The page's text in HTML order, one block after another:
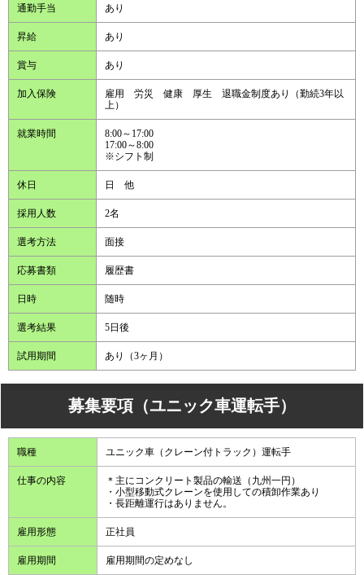
通勤手当 あり
昇給 あり
賞与 あり
加入保険
雇用 労災 健康 厚生 退職金制度あり（勤続3年以
上）
就業時間
8:00～17:00
17:00～8:00
※シフト制
休日 日 他
採用人数 2名
選考方法 面接
応募書類 履歴書
日時 随時
選考結果 5日後
試用期間 あり（3ヶ月）
募集要項（ユニック車運転手）
職種 ユニック車（クレーン付トラック）運転手
仕事の内容
＊主にコンクリート製品の輸送（九州一円）
・小型移動式クレーンを使用しての積卸作業あり
・長距離運行はありません。
雇用形態 正社員
雇用期間 雇用期間の定めなし